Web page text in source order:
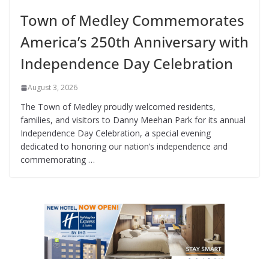
Town of Medley Commemorates
America’s 250th Anniversary with
Independence Day Celebration
August 3, 2026
The Town of Medley proudly welcomed residents,
families, and visitors to Danny Meehan Park for its annual
Independence Day Celebration, a special evening
dedicated to honoring our nation’s independence and
commemorating …